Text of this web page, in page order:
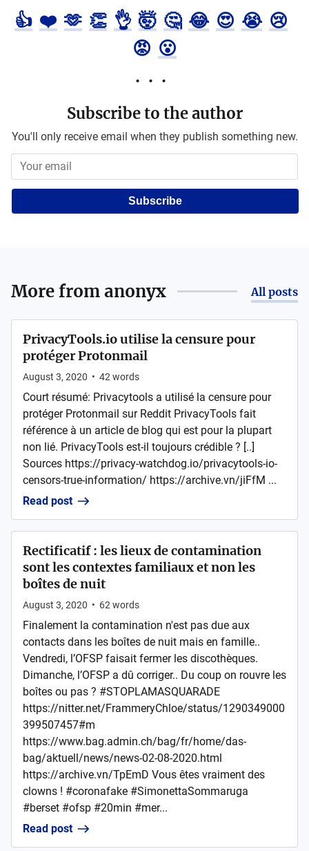
👍 ❤️ 🫶 👏 👌 🤯 🤔 😂 😍 😭 😢
😡 😮
Subscribe to the author
You'll only receive email when they publish something new.
Subscribe
More fromanonyx All posts
PrivacyTools.io utilise la censure pour
protéger Protonmail
August 3, 2020 • 42 words
Court résumé: Privacytools a utilisé la censure pour
protéger Protonmail sur Reddit PrivacyTools fait
référence à un article de blog qui est pour la plupart
non lié. PrivacyTools est-il toujours crédible ? [..]
Sources https://privacy-watchdog.io/privacytools-io-
censors-true-information/ https://archive.vn/jiFfM ...
Read post
Rectificatif : les lieux de contamination
sont les contextes familiaux et non les
boîtes de nuit
August 3, 2020 • 62 words
Finalement la contamination n'est pas due aux
contacts dans les boîtes de nuit mais en famille..
Vendredi, l’OFSP faisait fermer les discothèques.
Dimanche, l’OFSP a dû corriger.. Du coup on rouvre les
boîtes ou pas ? #STOPLAMASQUARADE
https://nitter.net/FrammeryChloe/status/1290349000
399507457#m
https://www.bag.admin.ch/bag/fr/home/das-
bag/aktuell/news/news-02-08-2020.html
https://archive.vn/TpEmD Vous êtes vraiment des
clowns ! #coronafake #SimonettaSommaruga
#berset #ofsp #20min #mer...
Read post